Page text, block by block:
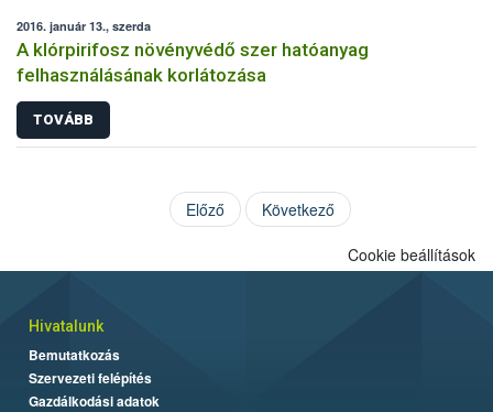
2016. január 13., szerda
A klórpirifosz növényvédő szer hatóanyag
felhasználásának korlátozása
TOVÁBB
Előző Következő
Cookie beállítások
Hivatalunk
Bemutatkozás
Szervezeti felépítés
Gazdálkodási adatok